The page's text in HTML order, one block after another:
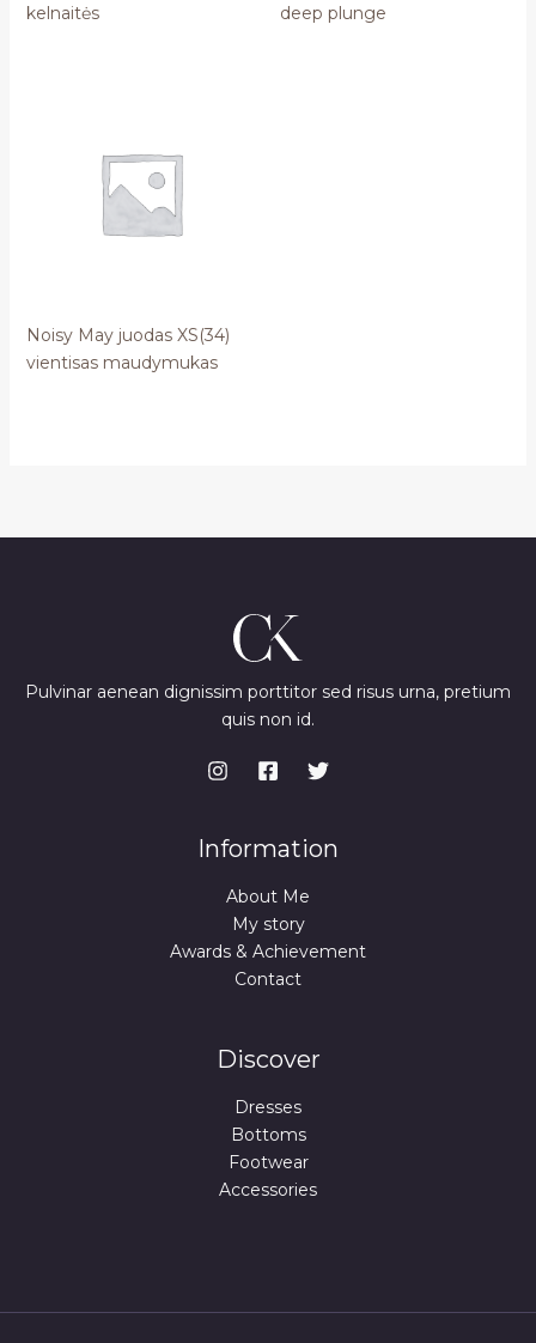
kelnaitės
deep plunge
Noisy May juodas XS(34)
vientisas maudymukas
Pulvinar aenean dignissim porttitor sed risus urna, pretium
quis non id.
Information
About Me
My story
Awards & Achievement
Contact
Discover
Dresses
Bottoms
Footwear
Accessories